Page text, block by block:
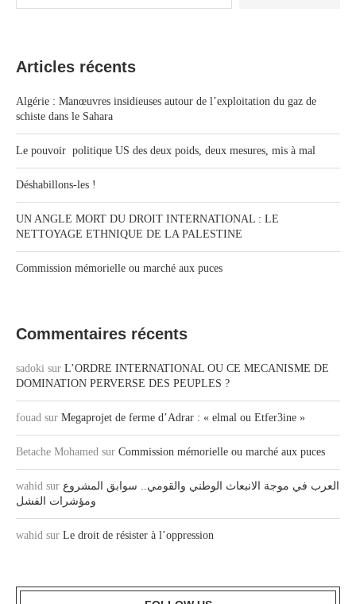
Articles récents
Algérie : Manœuvres insidieuses autour de l’exploitation du gaz de
schiste dans le Sahara
Le pouvoir politique US des deux poids, deux mesures, mis à mal
Déshabillons-les !
UN ANGLE MORT DU DROIT INTERNATIONAL : LE
NETTOYAGE ETHNIQUE DE LA PALESTINE
Commission mémorielle ou marché aux puces
Commentaires récents
sadoki sur L’ORDRE INTERNATIONAL OU CE MECANISME DE
DOMINATION PERVERSE DES PEUPLES ?
fouad sur Megaprojet de ferme d’Adrar : « elmal ou Etfer3ine »
Betache Mohamed sur Commission mémorielle ou marché aux puces
wahid sur العرب في موجة الانبعاث الوطني والقومي.. سوابق المشروع
ومؤشرات الفشل
wahid sur Le droit de résister à l’oppression